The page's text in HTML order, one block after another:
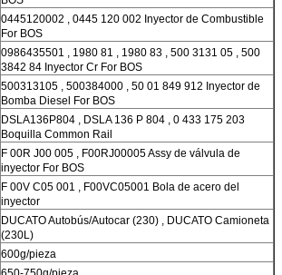
0445120002 , 0445 120 002 Inyector de Combustible
For BOS
0986435501 , 1980 81 , 1980 83 , 500 3131 05 , 500
3842 84 Inyector Cr For BOS
500313105 , 500384000 , 50 01 849 912 Inyector de
Bomba Diesel For BOS
DSLA136P804 , DSLA 136 P 804 , 0 433 175 203
Boquilla Common Rail
F 00R J00 005 , F00RJ00005 Assy de válvula de
inyector For BOS
F 00V C05 001 , F00VC05001 Bola de acero del
inyector
DUCATO Autobús/Autocar (230) , DUCATO Camioneta
(230L)
600g/pieza